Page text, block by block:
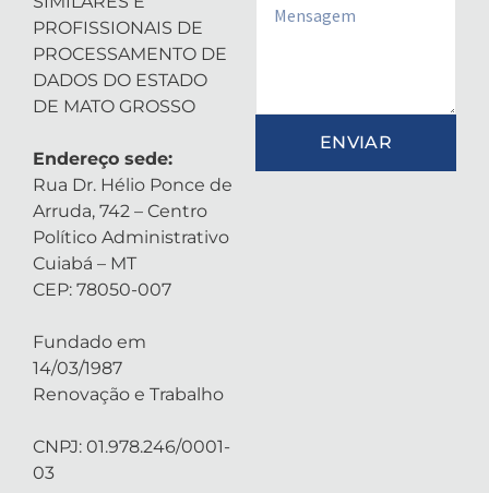
PROFISSIONAIS DE
PROCESSAMENTO DE
DADOS DO ESTADO
DE MATO GROSSO
Endereço sede:
Rua Dr. Hélio Ponce de
Arruda, 742 – Centro
Político Administrativo
Cuiabá – MT
CEP: 78050-007
Fundado em
14/03/1987
Renovação e Trabalho
CNPJ: 01.978.246/0001-
03
Email
ENVIAR